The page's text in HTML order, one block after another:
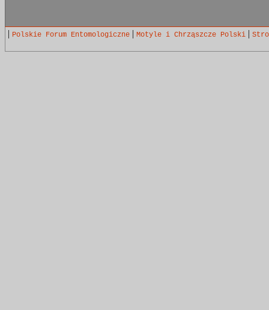
| Polskie Forum Entomologiczne | Motyle i Chrząszcze Polski |